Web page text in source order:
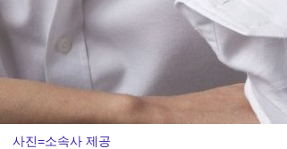
게 소
사진=소속사 제공